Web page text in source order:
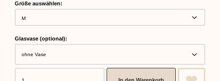
Größe auswählen:
Glasvase (optional):